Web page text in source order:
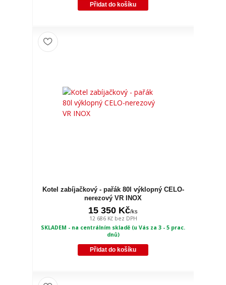
Přidat do košíku
Kotel zabíjačkový - pařák 80l výklopný CELO-
nerezový VR INOX
15 350 Kč/ks
12 686 Kč bez DPH
SKLADEM - na centrálním skladě (u Vás za 3 - 5 prac.
dnů)
Přidat do košíku